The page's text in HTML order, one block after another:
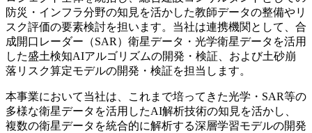
防災・インフラ分野の知見を活かした教師データの整備やリ
スク評価の要素検討を担います。当社は連携機関として、合
成開口レーダー（SAR）衛星データ・光学衛星データを活用
した盛土検知AIアルゴリズムの開発・検証、および土砂崩
落リスク算定モデルの開発・検証を担当します。
本事業において当社は、これまで培ってきた光学・SAR等の
多様な衛星データを活用したAI解析技術の知見を活かし、
複数の衛星データを統合的に解析する深層学習モデルの開発